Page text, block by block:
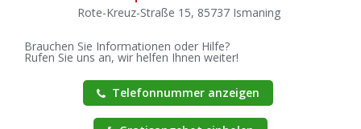
Rote-Kreuz-Straße 15, 85737 Ismaning
Brauchen Sie Informationen oder Hilfe?
Rufen Sie uns an, wir helfen Ihnen weiter!
Telefonnummer anzeigen